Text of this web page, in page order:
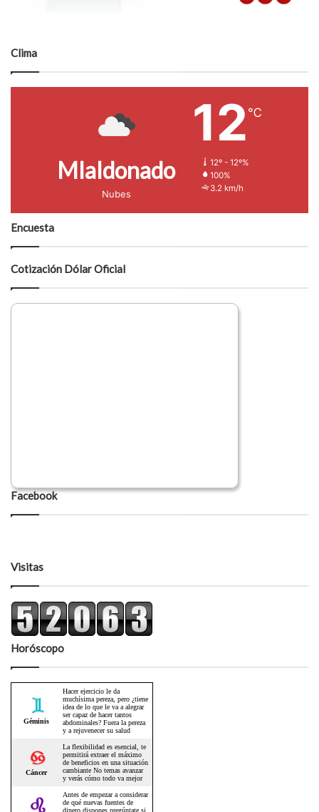
Clima
Mlaldonado
Nubes
12 ℃
12º - 12º%
100%
3.2 km/h
Encuesta
Cotización Dólar Oficial
Facebook
Visitas
Horóscopo